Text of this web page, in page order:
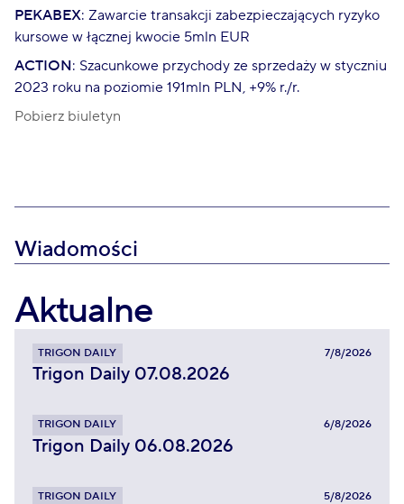
PEKABEX: Zawarcie transakcji zabezpieczających ryzyko
kursowe w łącznej kwocie 5mln EUR
ACTION: Szacunkowe przychody ze sprzedaży w styczniu
2023 roku na poziomie 191mln PLN, +9% r./r.
Pobierz biuletyn
Wiadomości
Aktualne
TRIGON DAILY 7/8/2026
Trigon Daily 07.08.2026
TRIGON DAILY 6/8/2026
Trigon Daily 06.08.2026
TRIGON DAILY 5/8/2026